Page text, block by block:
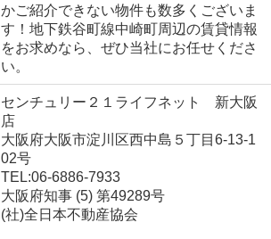
かご紹介できない物件も数多くございま
す！地下鉄谷町線中崎町周辺の賃貸情報
をお求めなら、ぜひ当社にお任せくださ
い。
センチュリー２１ライフネット 新大阪
店
大阪府大阪市淀川区西中島５丁目6-13-1
02号
TEL:06-6886-7933
大阪府知事 (5) 第49289号
(社)全日本不動産協会